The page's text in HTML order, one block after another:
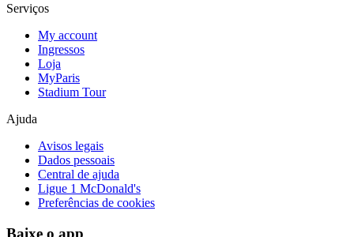
Serviços
My account
Ingressos
Loja
MyParis
Stadium Tour
Ajuda
Avisos legais
Dados pessoais
Central de ajuda
Ligue 1 McDonald's
Preferências de cookies
Baixe o app